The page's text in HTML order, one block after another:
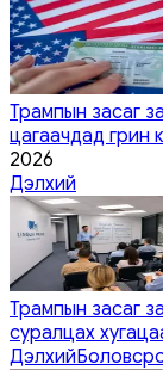
Трампын засаг
цагаачдад грин
2026
Дэлхий
Трампын засаг
суралцах
Дэлхий